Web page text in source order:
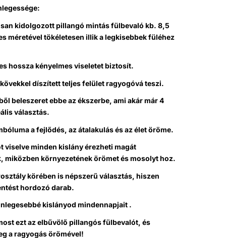
kidolgozott pillangó mintás fülbevaló kb. 8,5
méretével tökéletesen illik a legkisebbek füléhez
hossza kényelmes viseletet biztosít.
díszített teljes felület ragyogóvá teszi.
beleszeret ebbe az ékszerbe, ami akár már 4
választás.
a fejlődés, az átalakulás és az élet öröme.
viselve minden kislány érezheti magát
miközben környezetének örömet és mosolyt hoz.
körében is népszerű választás, hiszen
hordozó darab.
kislányod mindennapjait .
ezt az elbűvölő pillangós fülbevalót, és
a ragyogás örömével!